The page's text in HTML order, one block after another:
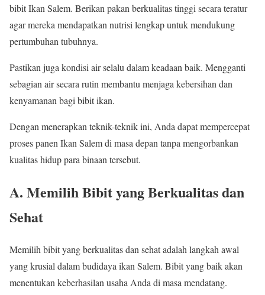
bibit Ikan Salem. Berikan pakan berkualitas tinggi secara teratur
agar mereka mendapatkan nutrisi lengkap untuk mendukung
pertumbuhan tubuhnya.
Pastikan juga kondisi air selalu dalam keadaan baik. Mengganti
sebagian air secara rutin membantu menjaga kebersihan dan
kenyamanan bagi bibit ikan.
Dengan menerapkan teknik-teknik ini, Anda dapat mempercepat
proses panen Ikan Salem di masa depan tanpa mengorbankan
kualitas hidup para binaan tersebut.
A. Memilih Bibit yang Berkualitas dan
Sehat
Memilih bibit yang berkualitas dan sehat adalah langkah awal
yang krusial dalam budidaya ikan Salem. Bibit yang baik akan
menentukan keberhasilan usaha Anda di masa mendatang.